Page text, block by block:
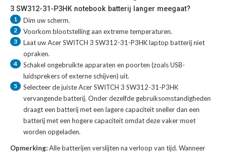
3 SW312-31-P3HK notebook batterij langer meegaat?
1 Dim uw scherm.
2 Voorkom blootstelling aan extreme temperaturen.
3 Laat uwAcer SWITCH 3 SW312-31-P3HK laptop batterijniet
opraken.
4
Schakel ongebruikte apparaten en poorten (zoals USB-
luidsprekers of externe schijven) uit.
5 Selecteer de juisteAcer SWITCH 3 SW312-31-P3HK
vervangende batterij. Onder dezelfde gebruiksomstandigheden
draagt een batterij met een lagere capaciteit sneller dan een
batterij met een hogere capaciteit omdat deze vaker moet
worden opgeladen.
Opmerking:Alle batterijen verslijten na verloop van tijd. Wanneer